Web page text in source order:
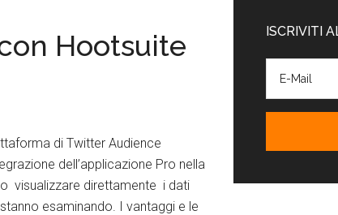
Hootsuite
di Twitter Audience
dell’applicazione Pro nella
visualizzare direttamente i dati
esaminando. I vantaggi e le
ISCRIVITI